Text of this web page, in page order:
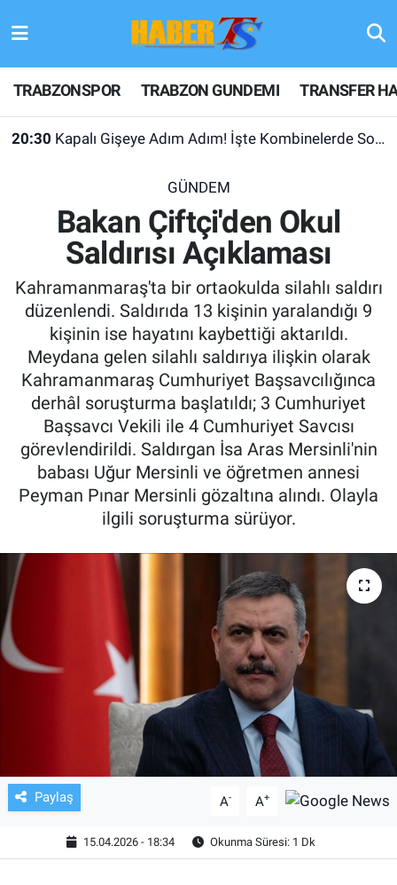
TRABZONSPOR TRABZON GUNDEMI TRANSFER
20:30 Kapalı Gişeye Adım Adım! İşte Kombinelerde Son Durum
GÜNDEM
Bakan Çiftçi'den Okul
Saldırısı Açıklaması
Kahramanmaraş'ta bir ortaokulda silahlı saldırı
düzenlendi. Saldırıda 13 kişinin yaralandığı 9
kişinin ise hayatını kaybettiği aktarıldı.
Meydana gelen silahlı saldırıya ilişkin olarak
Kahramanmaraş Cumhuriyet Başsavcılığınca
derhâl soruşturma başlatıldı; 3 Cumhuriyet
Başsavcı Vekili ile 4 Cumhuriyet Savcısı
görevlendirildi. Saldırgan İsa Aras Mersinli'nin
babası Uğur Mersinli ve öğretmen annesi
Peyman Pınar Mersinli gözaltına alındı. Olayla
ilgili soruşturma sürüyor.
Paylaş A- A+
15.04.2026 - 18:34 Okunma Süresi: 1 Dk
TRABZONSPOR
TRABZON GUNDEMI
KULİS MEYDANI
1461 TRABZON
FUTBOL
ALT LIGLER
TV VE SİNEMA
BASKETBOL
EKONOMİ
ÇEVRE
HABERDE İNSAN
Hava Durumu
Trafik Durumu
Son Dakika Haberleri
Haber Arşivi